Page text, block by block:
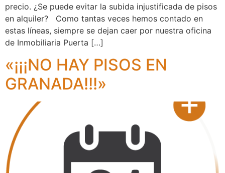
precio. ¿Se puede evitar la subida injustificada de pisos
en alquiler? Como tantas veces hemos contado en
estas líneas, siempre se dejan caer por nuestra oficina
de Inmobiliaria Puerta […]
«¡¡¡NO HAY PISOS EN
GRANADA!!!»